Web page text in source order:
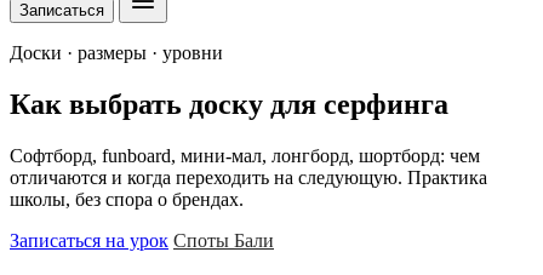
Записаться
Доски · размеры · уровни
Как выбрать доску для серфинга
Софтборд, funboard, мини-мал, лонгборд, шортборд: чем
отличаются и когда переходить на следующую. Практика
школы, без спора о брендах.
Записаться на урок Споты Бали